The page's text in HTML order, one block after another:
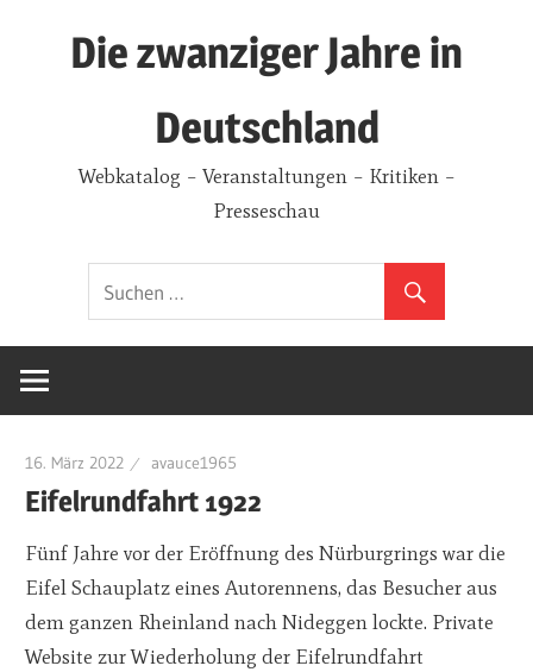
Die zwanziger Jahre in
Deutschland
Webkatalog – Veranstaltungen – Kritiken –
Presseschau
16. März 2022 avauce1965
Eifelrundfahrt 1922
Fünf Jahre vor der Eröffnung des Nürburgrings war die
Eifel Schauplatz eines Autorennens, das Besucher aus
dem ganzen Rheinland nach Nideggen lockte. Private
Website zur Wiederholung der Eifelrundfahrt